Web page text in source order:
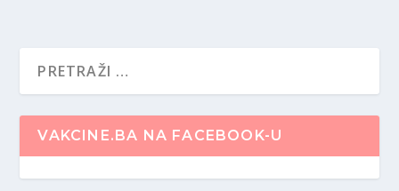
VAKCINE.BA NA FACEBOOK-U